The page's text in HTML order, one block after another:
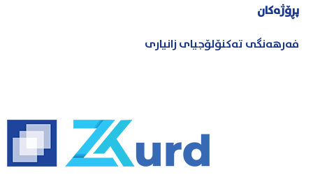
پڕۆژەکان
فەرهەنگی تەکنۆلۆجیای زانیاری